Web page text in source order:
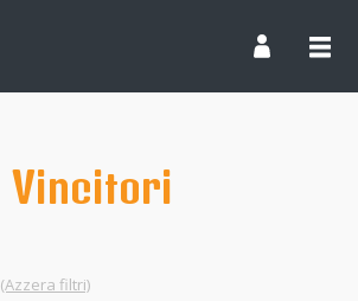
Vincitori
(Azzera filtri)